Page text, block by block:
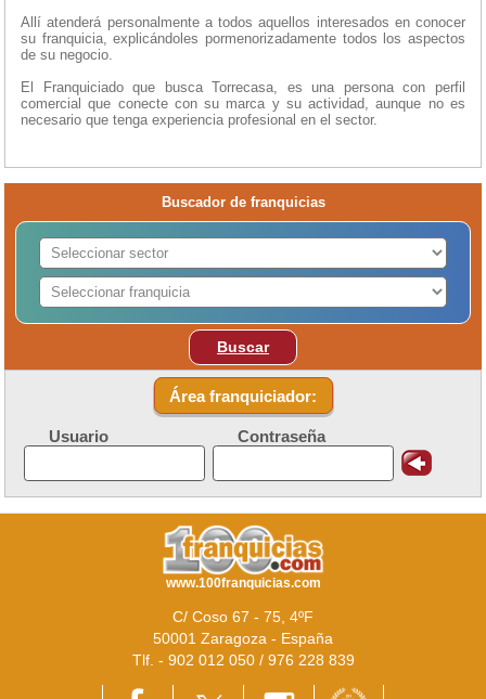
Allí atenderá personalmente a todos aquellos interesados en conocer
su franquicia, explicándoles pormenorizadamente todos los aspectos
de su negocio.
El Franquiciado que busca Torrecasa, es una persona con perfil
comercial que conecte con su marca y su actividad, aunque no es
necesario que tenga experiencia profesional en el sector.
Buscador de franquicias
Buscar
Área franquiciador:
Usuario Contraseña
www.100franquicias.com
C/ Coso 67 - 75, 4ºF
50001 Zaragoza - España
Tlf. - 902 012 050 / 976 228 839